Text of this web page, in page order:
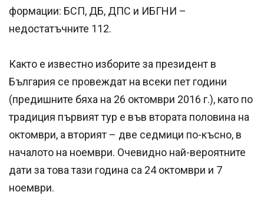
формации: БСП, ДБ, ДПС и ИБГНИ –
недостатъчните 112.
Както е известно изборите за президент в
България се провеждат на всеки пет години
(предишните бяха на 26 октомври 2016 г.), като по
традиция първият тур е във втората половина на
октомври, а вторият – две седмици по-късно, в
началото на ноември. Очевидно най-вероятните
дати за това тази година са 24 октомври и 7
ноември.